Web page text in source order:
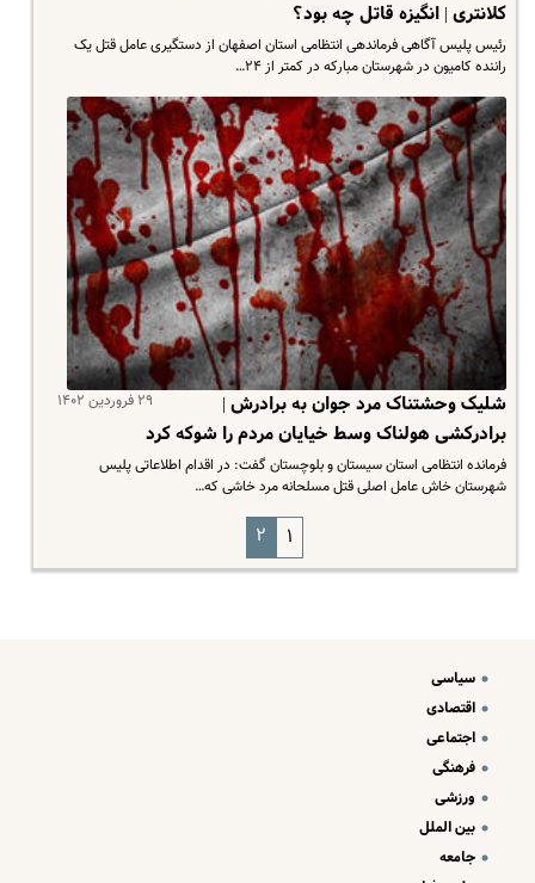
کلانتری | انگیزه قاتل چه بود؟
رئیس پلیس آگاهی فرماندهی انتظامی استان اصفهان از دستگیری عامل قتل یک
راننده کامیون در شهرستان مبارکه در کمتر از ۲۴…
۲۹ فروردین ۱۴۰۲
شلیک وحشتناک مرد جوان به برادرش |
برادرکشی هولناک وسط خیایان مردم را شوکه کرد
فرمانده انتظامی استان سیستان و بلوچستان گفت: در اقدام اطلاعاتی پلیس
شهرستان خاش عامل اصلی قتل مسلحانه مرد خاشی که…
۱ ۲
سیاسی
اقتصادی
اجتماعی
فرهنگی
ورزشی
بین الملل
جامعه